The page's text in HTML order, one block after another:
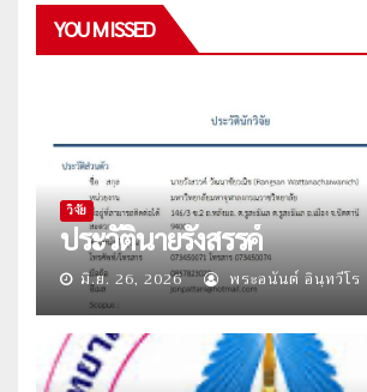
YOU MISSED
วิจัย
ประวัตินายรังสรรค์
มิ.ย. 26, 2026 พระอนันต์ อินฺทวีโร